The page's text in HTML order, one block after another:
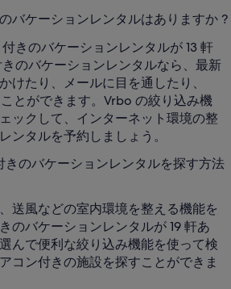
バケーションレンタルはありますか ?
きのバケーションレンタルが 13 軒
のバケーションレンタルなら、最新
けたり、メールに目を通したり、
とができます。Vrbo の絞り込み機
ックして、インターネット環境の整
ンタルを予約しましょう。
きのバケーションレンタルを探す方法
送風などの室内環境を整える機能を
のバケーションレンタルが 19 軒あ
んで便利な絞り込み機能を使って検
コン付きの施設を探すことができま